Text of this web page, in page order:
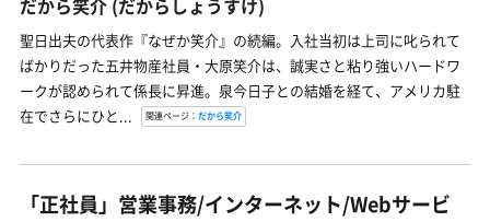
聖日出夫の代表作『なぜか笑介』の続編。入社当初は上司に叱られて
ばかりだった五井物産社員・大原笑介は、誠実さと粘り強いハードワ
ークが認められて係長に昇進。泉今日子との結婚を経て、アメリカ駐
在でさらにひと...
関連ページ： だから笑介
「正社員」営業事務/インターネット/Webサービ